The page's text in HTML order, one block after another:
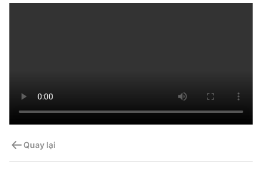
Quay lại